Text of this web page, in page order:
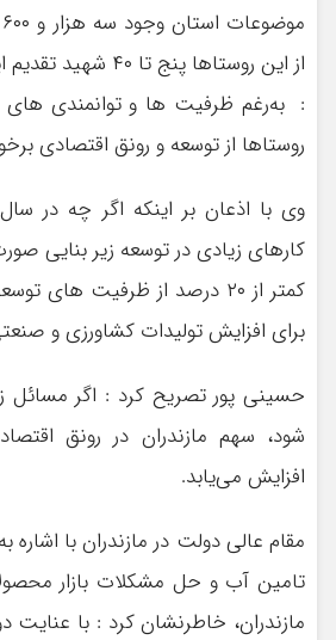
از این روستاها پنج
: به‌رغم ظرفیت ها و توانمندی های
روستاها از توسعه و رونق اقتصادی
وی با اذعان بر اینکه اگر چه در
کارهای زیادی در توسعه زیر بنایی
کمتر از ۲۰ درصد از ظرفیت
برای افزایش تولیدات کشاورزی و
حسینی پور تصریح کرد : اگر مسائل
افزایش می‌یابد.
مقام عالی دولت در مازندران با
تامین آب و حل مشکلات بازار
مازندران، خاطرنشان کرد : با